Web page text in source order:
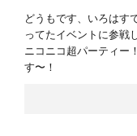
どうもです、いろはす
ってたイベントに参戦
ニコニコ超パーティー
す〜！